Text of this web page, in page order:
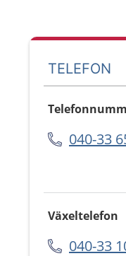
TELEFON
040-33
Växeltelefon
040-33